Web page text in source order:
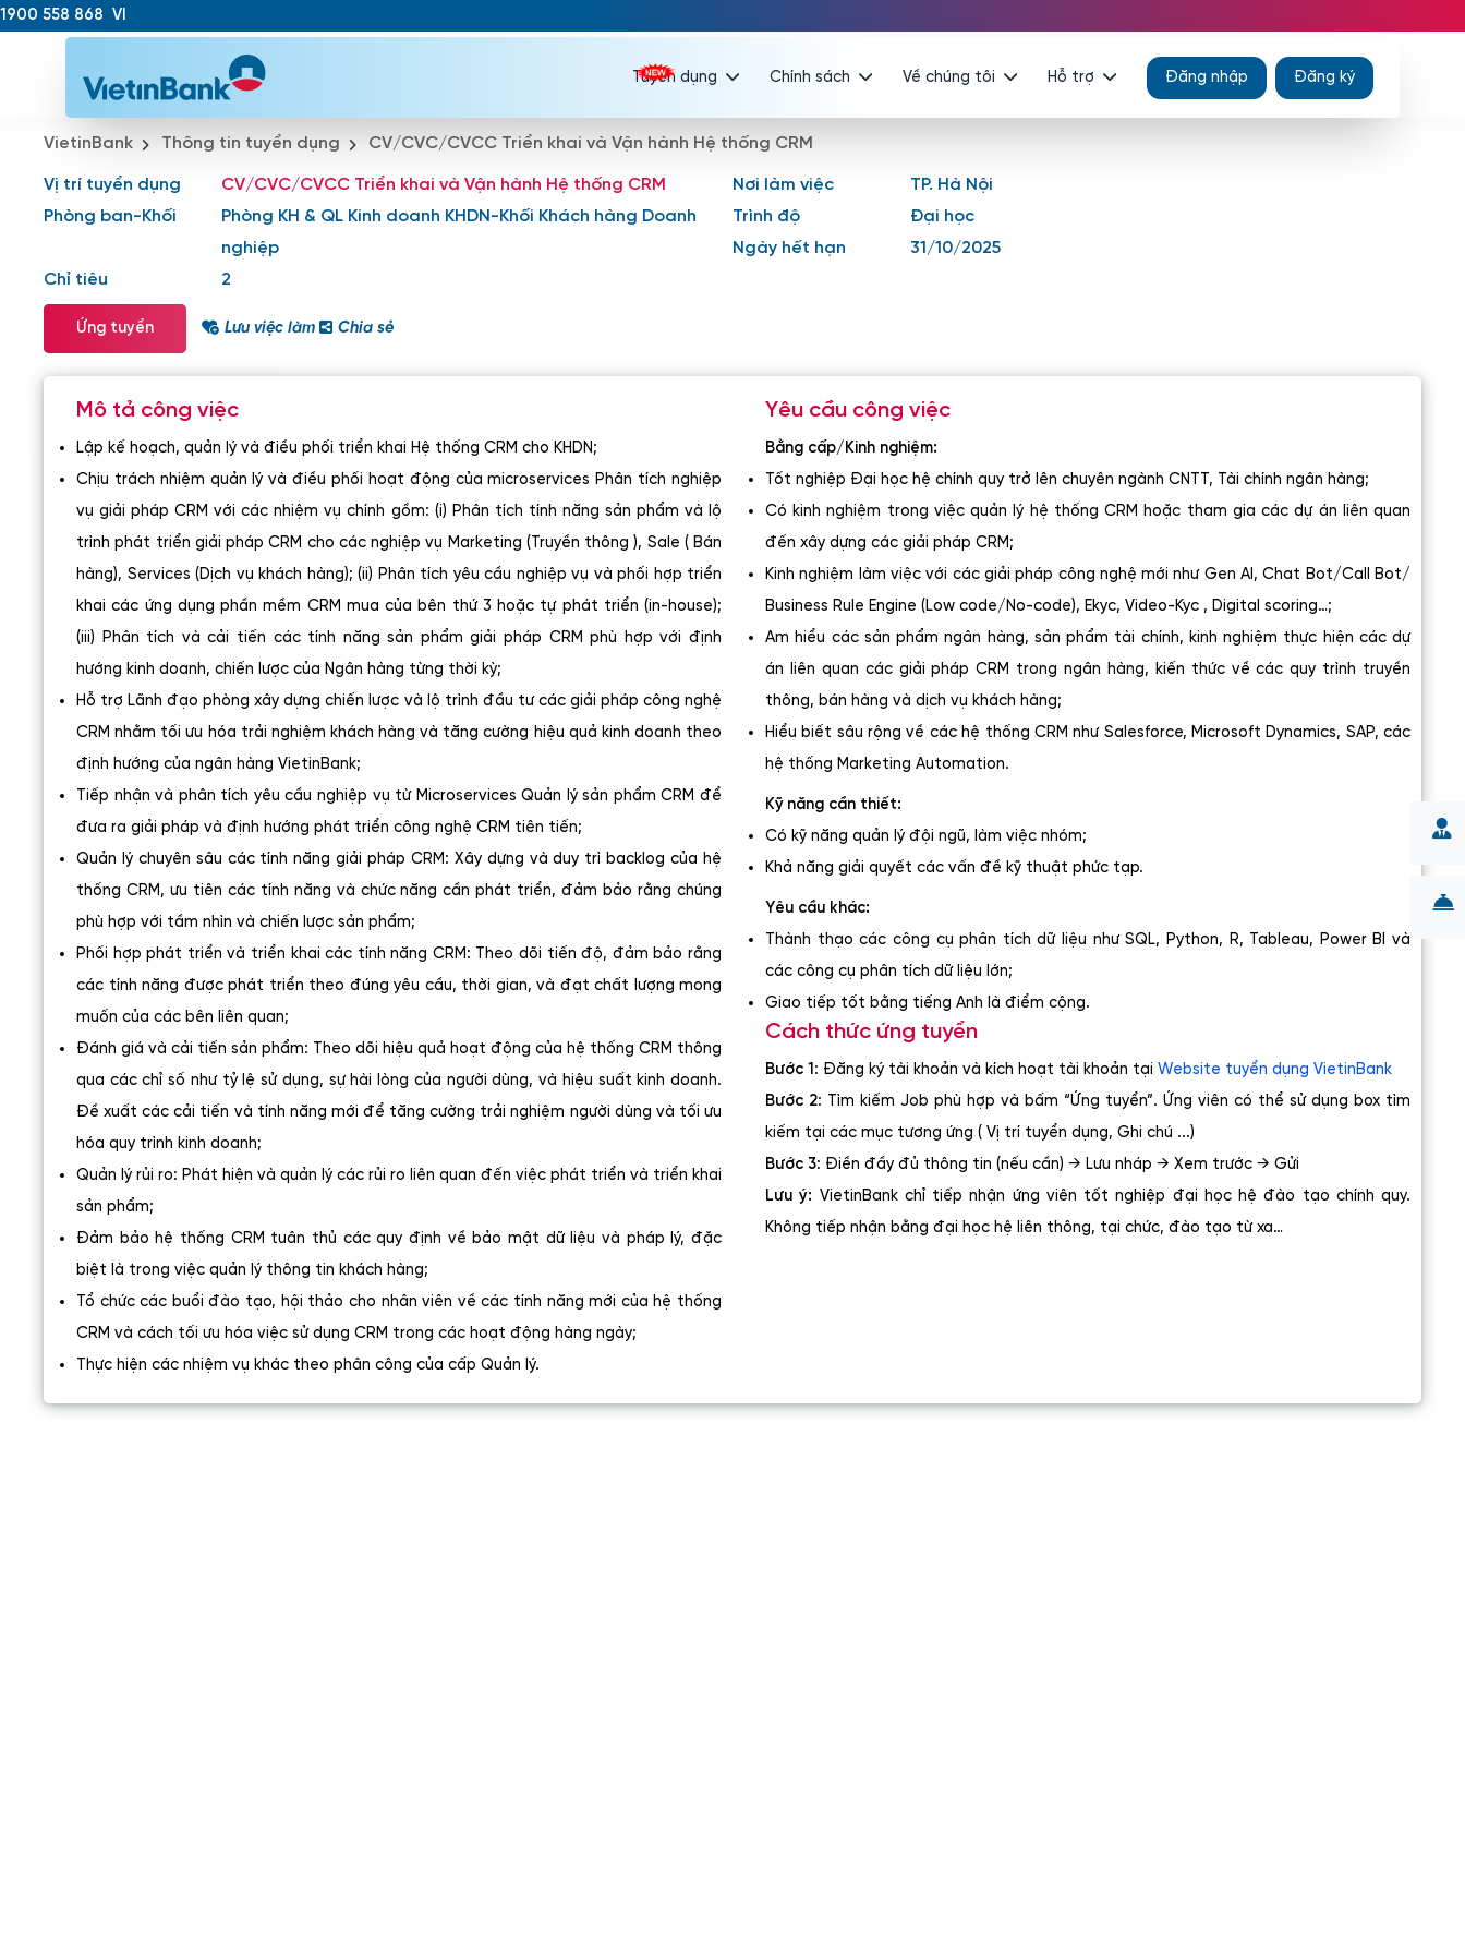
1900 558 868 VI
Tuyển dụng Chính sách Về chúng tôi Hỗ trợ Đăng nhập Đăng ký
VietinBank Thông tin tuyển dụng CV/CVC/CVCC Triển khai và Vận hành Hệ thống CRM
Vị trí tuyển dụng
CV/CVC/CVCC Triển khai và Vận hành Hệ thống CRM
Phòng ban-Khối
Phòng KH & QL Kinh doanh KHDN-Khối Khách hàng Doanh
nghiệp
Chỉ tiêu
2
Nơi làm việc
TP. Hà Nội
Trình độ
Đại học
Ngày hết hạn
31/10/2025
Ứng tuyển Lưu việc làm Chia sẻ
Mô tả công việc
Lập kế hoạch, quản lý và điều phối triển khai Hệ thống CRM cho KHDN;
Chịu trách nhiệm quản lý và điều phối hoạt động của microservices Phân tích nghiệp
vụ giải pháp CRM với các nhiệm vụ chính gồm: (i) Phân tích tính năng sản phẩm và lộ
trình phát triển giải pháp CRM cho các nghiệp vụ Marketing (Truyền thông ), Sale ( Bán
hàng), Services (Dịch vụ khách hàng); (ii) Phân tích yêu cầu nghiệp vụ và phối hợp triển
khai các ứng dụng phần mềm CRM mua của bên thứ 3 hoặc tự phát triển (in-house);
(iii) Phân tích và cải tiến các tính năng sản phẩm giải pháp CRM phù hợp với định
hướng kinh doanh, chiến lược của Ngân hàng từng thời kỳ;
Hỗ trợ Lãnh đạo phòng xây dựng chiến lược và lộ trình đầu tư các giải pháp công nghệ
CRM nhằm tối ưu hóa trải nghiệm khách hàng và tăng cường hiệu quả kinh doanh theo
định hướng của ngân hàng VietinBank;
Tiếp nhận và phân tích yêu cầu nghiệp vụ từ Microservices Quản lý sản phẩm CRM để
đưa ra giải pháp và định hướng phát triển công nghệ CRM tiên tiến;
Quản lý chuyên sâu các tính năng giải pháp CRM: Xây dựng và duy trì backlog của hệ
thống CRM, ưu tiên các tính năng và chức năng cần phát triển, đảm bảo rằng chúng
phù hợp với tầm nhìn và chiến lược sản phẩm;
Phối hợp phát triển và triển khai các tính năng CRM: Theo dõi tiến độ, đảm bảo rằng
các tính năng được phát triển theo đúng yêu cầu, thời gian, và đạt chất lượng mong
muốn của các bên liên quan;
Đánh giá và cải tiến sản phẩm: Theo dõi hiệu quả hoạt động của hệ thống CRM thông
qua các chỉ số như tỷ lệ sử dụng, sự hài lòng của người dùng, và hiệu suất kinh doanh.
Đề xuất các cải tiến và tính năng mới để tăng cường trải nghiệm người dùng và tối ưu
hóa quy trình kinh doanh;
Quản lý rủi ro: Phát hiện và quản lý các rủi ro liên quan đến việc phát triển và triển khai
sản phẩm;
Đảm bảo hệ thống CRM tuân thủ các quy định về bảo mật dữ liệu và pháp lý, đặc
biệt là trong việc quản lý thông tin khách hàng;
Tổ chức các buổi đào tạo, hội thảo cho nhân viên về các tính năng mới của hệ thống
CRM và cách tối ưu hóa việc sử dụng CRM trong các hoạt động hàng ngày;
Thực hiện các nhiệm vụ khác theo phân công của cấp Quản lý.
Yêu cầu công việc
Bằng cấp/Kinh nghiệm:
Tốt nghiệp Đại học hệ chính quy trở lên chuyên ngành CNTT, Tài chính ngân hàng;
Có kinh nghiệm trong việc quản lý hệ thống CRM hoặc tham gia các dự án liên quan
đến xây dựng các giải pháp CRM;
Kinh nghiệm làm việc với các giải pháp công nghệ mới như Gen AI, Chat Bot/Call Bot/
Business Rule Engine (Low code/No-code), Ekyc, Video-Kyc , Digital scoring…;
Am hiểu các sản phẩm ngân hàng, sản phẩm tài chính, kinh nghiệm thực hiện các dự
án liên quan các giải pháp CRM trong ngân hàng, kiến thức về các quy trình truyền
thông, bán hàng và dịch vụ khách hàng;
Hiểu biết sâu rộng về các hệ thống CRM như Salesforce, Microsoft Dynamics, SAP, các
hệ thống Marketing Automation.
Kỹ năng cần thiết:
Có kỹ năng quản lý đội ngũ, làm việc nhóm;
Khả năng giải quyết các vấn đề kỹ thuật phức tạp.
Yêu cầu khác:
Thành thạo các công cụ phân tích dữ liệu như SQL, Python, R, Tableau, Power BI và
các công cụ phân tích dữ liệu lớn;
Giao tiếp tốt bằng tiếng Anh là điểm cộng.
Cách thức ứng tuyển
Bước 1 : Đăng ký tài khoản và kích hoạt tài khoản tại Website tuyển dụng VietinBank
Bước 2: Tìm kiếm Job phù hợp và bấm “Ứng tuyển”. Ứng viên có thể sử dụng box tìm
kiếm tại các mục tương ứng ( Vị trí tuyển dụng, Ghi chú ...)
Bước 3: Điền đầy đủ thông tin (nếu cần) → Lưu nháp → Xem trước → Gửi
Lưu ý: VietinBank chỉ tiếp nhận ứng viên tốt nghiệp đại học hệ đào tạo chính quy.
Không tiếp nhận bằng đại học hệ liên thông, tại chức, đào tạo từ xa…